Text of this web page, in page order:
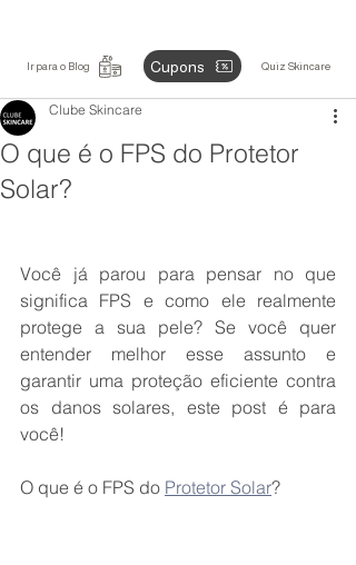
Ir para o Blog Cupons Quiz Skincare
O que é o FPS do Protetor
Solar?
Clube Skincare
Você já parou para pensar no que
significa FPS e como ele realmente
protege a sua pele? Se você quer
entender melhor esse assunto e
garantir uma proteção eficiente contra
os danos solares, este post é para
você!
O que é o FPS do Protetor Solar?